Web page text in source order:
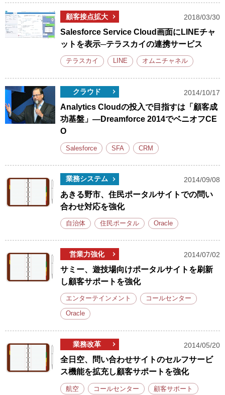
顧客接点拡大 2018/03/30
Salesforce Service Cloud画面にLINEチャ
ットを表示─テラスカイの連携サービス
テラスカイ LINE オムニチャネル
クラウド 2014/10/17
Analytics Cloudの投入で目指すは「顧客成
功基盤」―Dreamforce 2014でベニオフCE
O
Salesforce SFA CRM
業務システム 2014/09/08
あきる野市、住民ポータルサイトでの問い
合わせ対応を強化
自治体 住民ポータル Oracle
営業力強化 2014/07/02
サミー、遊技場向けポータルサイトを刷新
し顧客サポートを強化
エンターテインメント コールセンター
Oracle
業務改革 2014/05/20
全日空、問い合わせサイトのセルフサービ
ス機能を拡充し顧客サポートを強化
航空 コールセンター 顧客サポート